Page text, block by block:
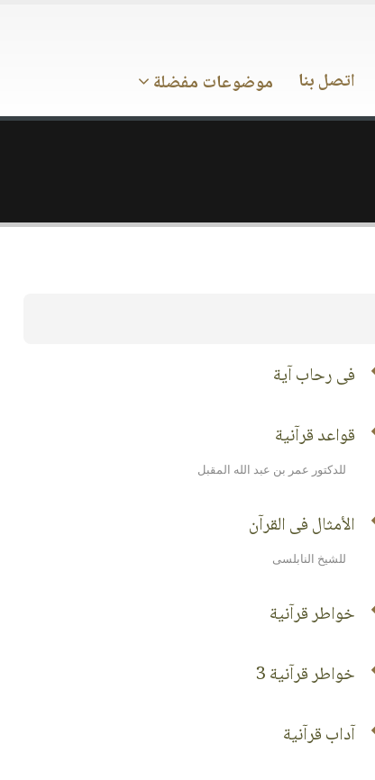
اتصل بنا موضوعات مفضلة
فى رحاب آية
قواعد قرآنية
للدكتور عمر بن عبد الله المقبل
الأمثال فى القرآن
للشيخ النابلسى
خواطر قرآنية
خواطر قرآنية 3
آداب قرآنية